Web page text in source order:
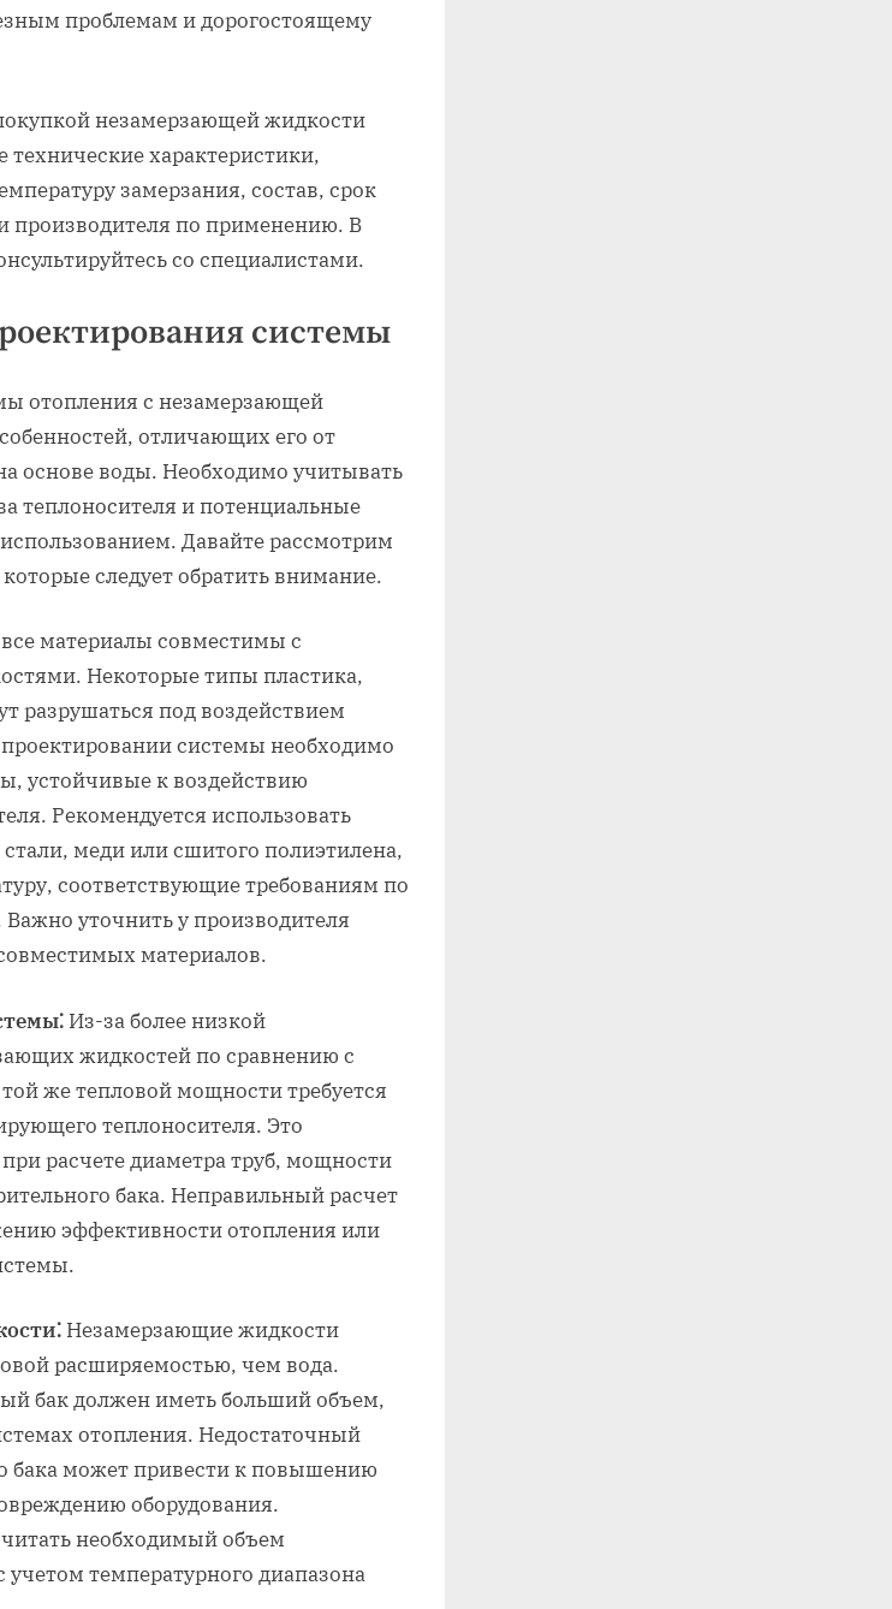
проблемам и дорогостоящему
незамерзающей жидкости
технические характеристики,
замерзания, состав, срок
производителя по применению. В
со специалистами.
системы
отопления с незамерзающей
отличающих его от
основе воды. Необходимо учитывать
теплоносителя и потенциальные
Давайте рассмотрим
следует обратить внимание.
материалы совместимы с
Некоторые типы пластика,
разрушаться под воздействием
системы необходимо
устойчивые к воздействию
Рекомендуется использовать
меди или сшитого полиэтилена,
соответствующие требованиям по
уточнить у производителя
материалов.
Из-за более низкой
жидкостей по сравнению с
же тепловой мощности требуется
теплоносителя. Это
расчете диаметра труб, мощности
бака. Неправильный расчет
эффективности отопления или
Незамерзающие жидкости
расширяемостью, чем вода.
бак должен иметь больший объем,
отопления. Недостаточный
бака может привести к повышению
оборудования.
необходимый объем
учетом температурного диапазона